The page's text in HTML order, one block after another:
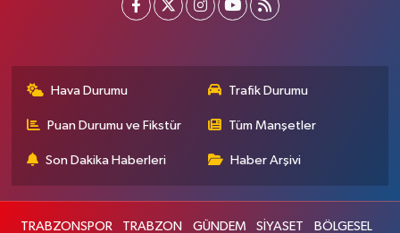
Hava Durumu Trafik Durumu
Puan Durumu ve Fikstür Tüm Manşetler
Son Dakika Haberleri Haber Arşivi
TRABZONSPOR TRABZON GÜNDEM SİYASET BÖLGESEL